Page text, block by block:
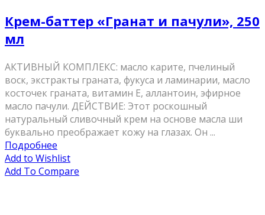
Крем-баттер «Гранат и пачули», 250
мл
АКТИВНЫЙ КОМПЛЕКС: масло карите, пчелиный
воск, экстракты граната, фукуса и ламинарии, масло
косточек граната, витамин Е, аллантоин, эфирное
масло пачули. ДЕЙСТВИЕ: Этот роскошный
натуральный сливочный крем на основе масла ши
буквально преображает кожу на глазах. Он ...
Подробнее
Add to Wishlist
Add To Compare